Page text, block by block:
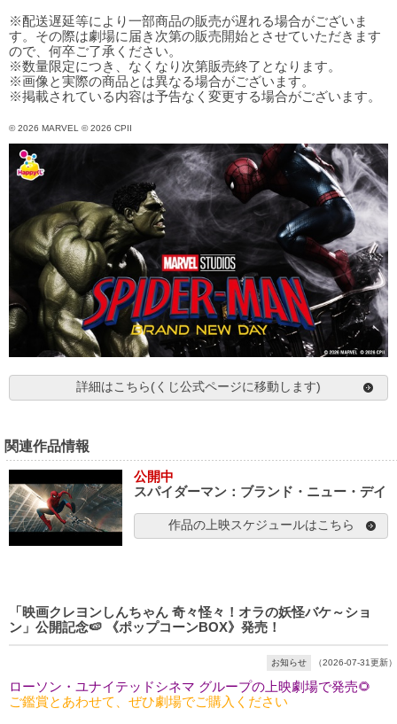
※配送遅延等により一部商品の販売が遅れる場合がございま
す。その際は劇場に届き次第の販売開始とさせていただきます
ので、何卒ご了承ください。
※数量限定につき、なくなり次第販売終了となります。
※画像と実際の商品とは異なる場合がございます。
※掲載されている内容は予告なく変更する場合がございます。
© 2026 MARVEL © 2026 CPII
詳細はこちら(くじ公式ページに移動します)
関連作品情報
公開中
スパイダーマン：ブランド・ニュー・デイ
作品の上映スケジュールはこちら
「映画クレヨンしんちゃん 奇々怪々！オラの妖怪バケ～ショ
ン」公開記念🍉 《ポップコーンBOX》発売！
お知らせ （2026-07-31更新）
ローソン・ユナイテッドシネマ グループの上映劇場で発売🌻
ご鑑賞とあわせて、ぜひ劇場でご購入ください